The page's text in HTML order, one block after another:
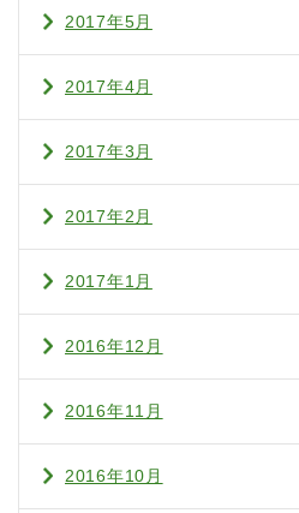
2017年5月
2017年4月
2017年3月
2017年2月
2017年1月
2016年12月
2016年11月
2016年10月